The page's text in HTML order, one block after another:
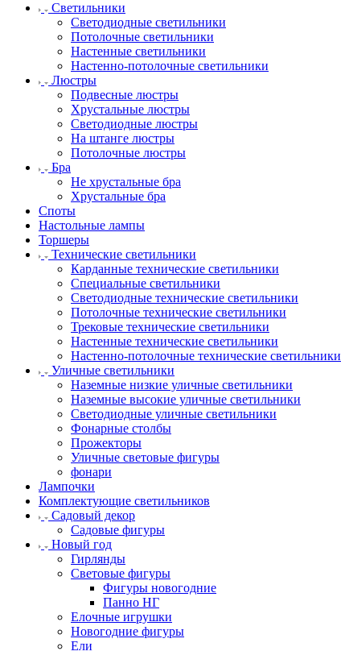
Светильники
Светодиодные светильники
Потолочные светильники
Настенные светильники
Настенно-потолочные светильники
Люстры
Подвесные люстры
Хрустальные люстры
Светодиодные люстры
На штанге люстры
Потолочные люстры
Бра
Не хрустальные бра
Хрустальные бра
Споты
Настольные лампы
Торшеры
Технические светильники
Карданные технические светильники
Специальные светильники
Светодиодные технические светильники
Потолочные технические светильники
Трековые технические светильники
Настенные технические светильники
Настенно-потолочные технические светильники
Уличные светильники
Наземные низкие уличные светильники
Наземные высокие уличные светильники
Светодиодные уличные светильники
Фонарные столбы
Прожекторы
Уличные световые фигуры
фонари
Лампочки
Комплектующие светильников
Садовый декор
Садовые фигуры
Новый год
Гирлянды
Световые фигуры
Фигуры новогодние
Панно НГ
Елочные игрушки
Новогодние фигуры
Ели